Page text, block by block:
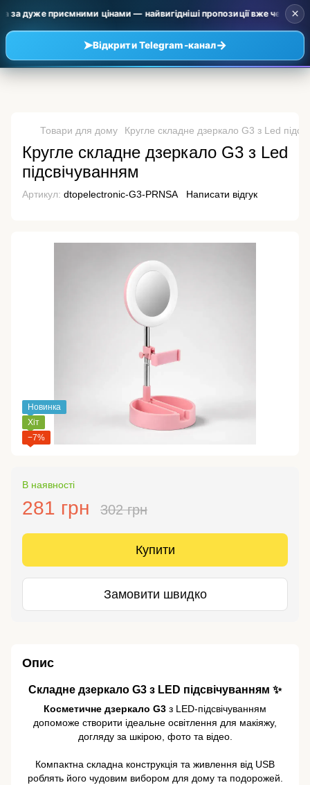
дуже приємними цінами — найвигідніші пропозиції вже чекають на
➤Відкрити Telegram-канал→
×
Товари для дому Кругле складне дзеркало G3 з Led
Кругле складне дзеркало G3 з Led
підсвічуванням
Артикул: dtopelectronic-G3-PRNSA Написати відгук
Новинка
Хіт
−7%
В наявності
281 грн 302 грн
Купити
Замовити швидко
Опис
Складне дзеркало G3 з LED підсвічуванням ✨
Косметичне дзеркало G3 з LED-підсвічуванням
допоможе створити ідеальне освітлення для макіяжу,
догляду за шкірою, фото та відео.
Компактна складна конструкція та живлення від USB
роблять його чудовим вибором для дому та подорожей.